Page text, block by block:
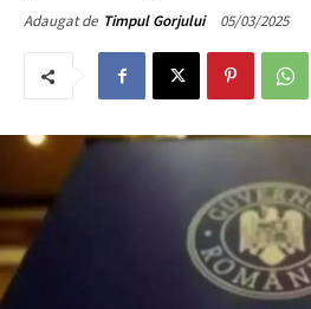
Adaugat de Timpul Gorjului 05/03/2025